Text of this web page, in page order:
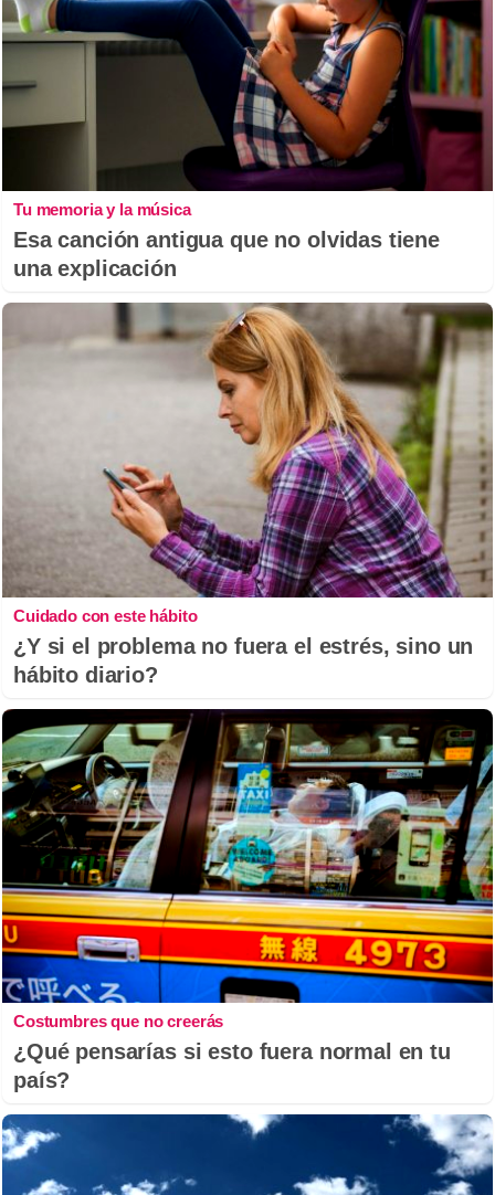
Tu memoria y la música
Esa canción antigua que no olvidas tiene
una explicación
Cuidado con este hábito
¿Y si el problema no fuera el estrés, sino un
hábito diario?
Costumbres que no creerás
¿Qué pensarías si esto fuera normal en tu
país?